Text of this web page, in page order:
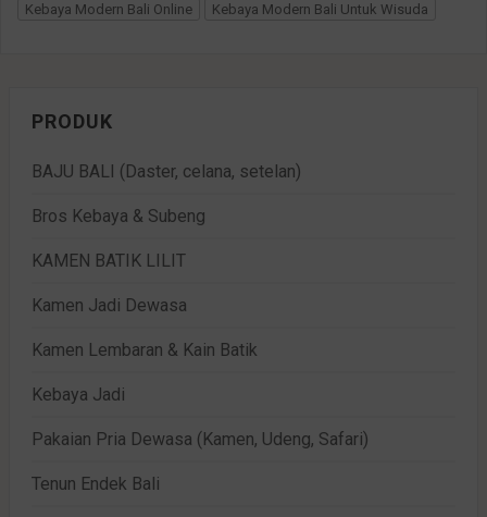
Kebaya Modern Bali Online
Kebaya Modern Bali Untuk Wisuda
PRODUK
BAJU BALI (Daster, celana, setelan)
Bros Kebaya & Subeng
KAMEN BATIK LILIT
Kamen Jadi Dewasa
Kamen Lembaran & Kain Batik
Kebaya Jadi
Pakaian Pria Dewasa (Kamen, Udeng, Safari)
Tenun Endek Bali